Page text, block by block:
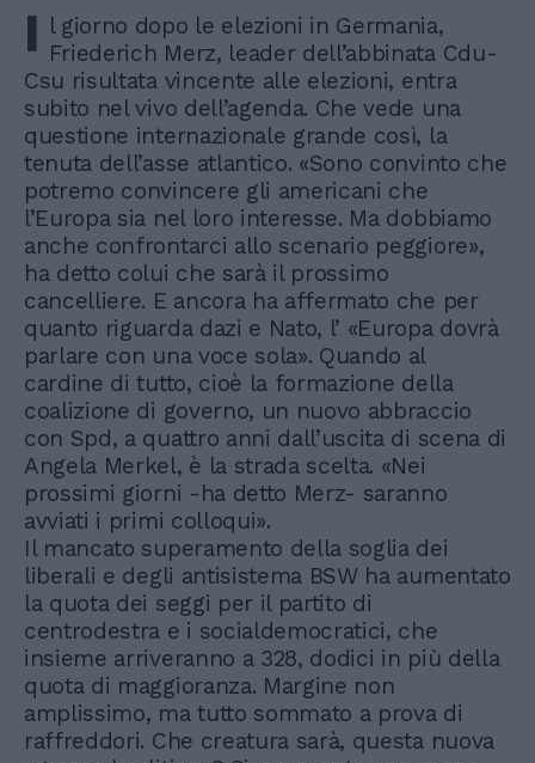
I l giorno dopo le elezioni in Germania,
Friederich Merz, leader dell’abbinata Cdu-
Csu risultata vincente alle elezioni, entra
subito nel vivo dell’agenda. Che vede una
questione internazionale grande così, la
tenuta dell’asse atlantico. «Sono convinto che
potremo convincere gli americani che
l’Europa sia nel loro interesse. Ma dobbiamo
anche confrontarci allo scenario peggiore»,
ha detto colui che sarà il prossimo
cancelliere. E ancora ha affermato che per
quanto riguarda dazi e Nato, l’ «Europa dovrà
parlare con una voce sola». Quando al
cardine di tutto, cioè la formazione della
coalizione di governo, un nuovo abbraccio
con Spd, a quattro anni dall’uscita di scena di
Angela Merkel, è la strada scelta. «Nei
prossimi giorni -ha detto Merz- saranno
avviati i primi colloqui».
Il mancato superamento della soglia dei
liberali e degli antisistema BSW ha aumentato
la quota dei seggi per il partito di
centrodestra e i socialdemocratici, che
insieme arriveranno a 328, dodici in più della
quota di maggioranza. Margine non
amplissimo, ma tutto sommato a prova di
raffreddori. Che creatura sarà, questa nuova